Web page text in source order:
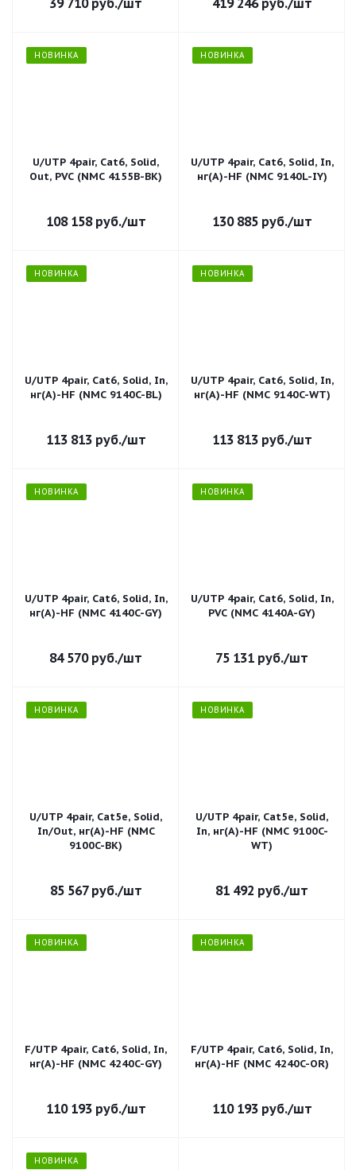
39 710руб./шт 419 246руб./шт
НОВИНКА
U/UTP 4pair, Cat6, Solid,
Out, PVC (NMC 4155B-BK)
108 158руб./шт
НОВИНКА
U/UTP 4pair, Cat6, Solid, In,
нг(А)-HF (NMC 9140L-IY)
130 885руб./шт
НОВИНКА
U/UTP 4pair, Cat6, Solid, In,
нг(А)-HF (NMC 9140C-BL)
113 813руб./шт
НОВИНКА
U/UTP 4pair, Cat6, Solid, In,
нг(А)-HF (NMC 9140C-WT)
113 813руб./шт
НОВИНКА
U/UTP 4pair, Cat6, Solid, In,
нг(А)-HF (NMC 4140C-GY)
84 570руб./шт
НОВИНКА
U/UTP 4pair, Cat6, Solid, In,
PVC (NMC 4140A-GY)
75 131 руб./шт
НОВИНКА
U/UTP 4pair, Cat5e, Solid,
In/Out, нг(А)-HF (NMC
9100C-BK)
85 567руб./шт
НОВИНКА
U/UTP 4pair, Cat5e, Solid,
In, нг(А)-HF (NMC 9100C-
WT)
81 492 руб./шт
НОВИНКА
F/UTP 4pair, Cat6, Solid, In,
нг(А)-HF (NMC 4240C-GY)
110 193руб./шт
НОВИНКА
F/UTP 4pair, Cat6, Solid, In,
нг(А)-HF (NMC 4240C-OR)
110 193руб./шт
НОВИНКА